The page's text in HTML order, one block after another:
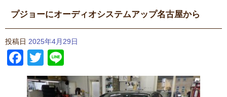
プジョーにオーディオシステムアップ名古屋から
投稿日 2025年4月29日
Facebook
Twitter